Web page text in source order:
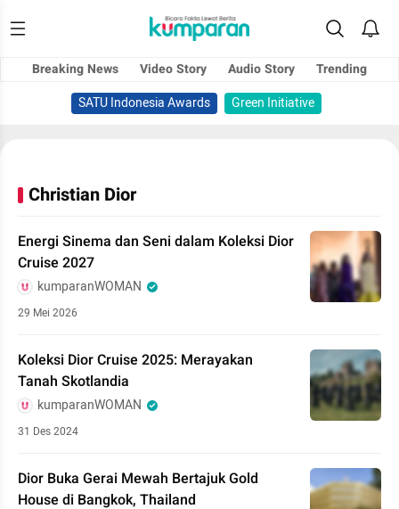
Breaking News Video Story Audio Story
Trending
SATU Indonesia Awards
Green Initiative
Christian Dior
Energi Sinema dan Seni dalam Koleksi Dior
Cruise 2027
kumparanWOMAN
29 Mei 2026
Koleksi Dior Cruise 2025: Merayakan
Tanah Skotlandia
kumparanWOMAN
31 Des 2024
Dior Buka Gerai Mewah Bertajuk Gold
House di Bangkok, Thailand